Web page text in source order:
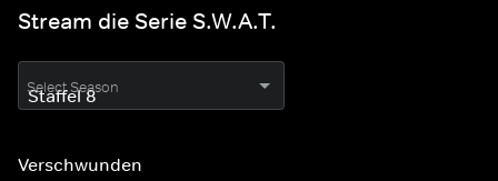
Stream die Serie S.W.A.T.
Select Season
Verschwunden